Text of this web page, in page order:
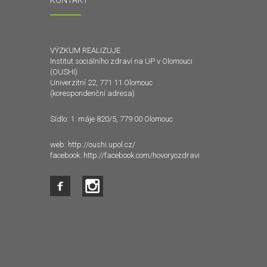
VÝZKUM REALIZUJE
Institut sociálního zdraví na UP v Olomouci
(OUSHI)
Univerzitní 22, 771 11 Olomouc
(korespondenční adresa)
Sídlo: 1. máje 820/5, 779 00 Olomouc
web: http://oushi.upol.cz/
facebook: http://facebook.com/hovoryozdravi